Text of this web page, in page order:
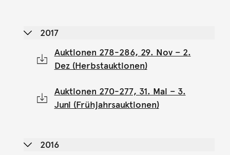
2017
Auktionen 278-286, 29. Nov – 2.
Dez (Herbstauktionen)
Auktionen 270-277, 31. Mai – 3.
Juni (Frühjahrsauktionen)
2016